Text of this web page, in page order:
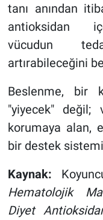
tanı anından
antioksidan
vücudun
artırabileceğini
Beslenme, bir
"yiyecek" değil;
korumaya alan,
bir destek
Kaynak:
Hematolojik
Diyet